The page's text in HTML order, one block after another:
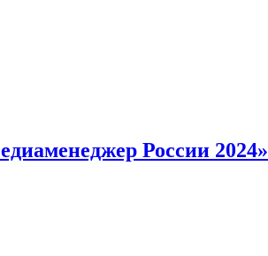
России 2024»